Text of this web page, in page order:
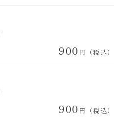
900 円（税込）
900 円（税込）